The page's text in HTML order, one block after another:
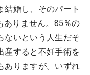
結婚し、そのパート
ありません。85％の
ないという人生だそ
産すると不妊手術を
ありますが。いずれ